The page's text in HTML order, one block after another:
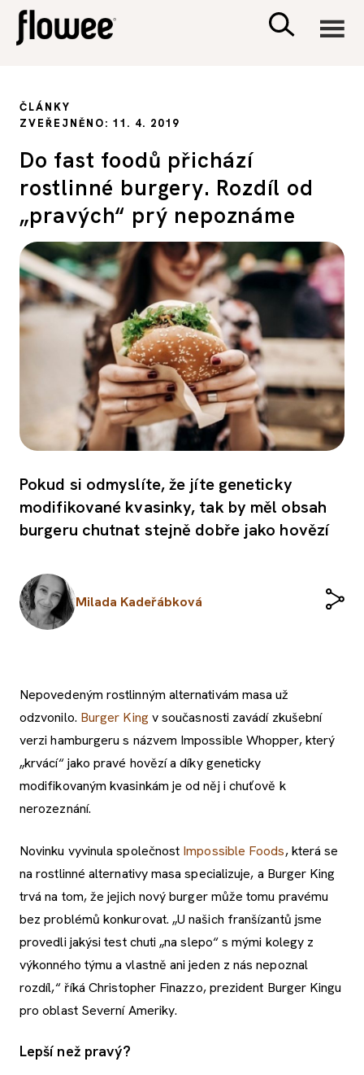
PSYCHOLOGIE
SEX A VZTAHY
PORADNA
ČLÁNKY
ZVEŘEJNĚNO: 11. 4. 2019
Do fast foodů přichází
rostlinné burgery. Rozdíl od
„pravých“ prý nepoznáme
Pokud si odmyslíte, že jíte geneticky
modifikované kvasinky, tak by měl obsah
burgeru chutnat stejně dobře jako hovězí
Milada Kadeřábková
Nepovedeným rostlinným alternativám masa už
odzvonilo. Burger Kingv současnosti zavádí zkušební
verzi hamburgeru s názvem Impossible Whopper, který
„krvácí“ jako pravé hovězí a díky geneticky
modifikovaným kvasinkám je od něj i chuťově k
nerozeznání.
Novinku vyvinula společnost Impossible Foods, která se
na rostlinné alternativy masa specializuje, a Burger King
trvá na tom, že jejich nový burger může tomu pravému
bez problémů konkurovat. „U našich franšízantů jsme
provedli jakýsi test chuti „na slepo“ s mými kolegy z
výkonného týmu a vlastně ani jeden z nás nepoznal
rozdíl,“ říká Christopher Finazzo, prezident Burger Kingu
pro oblast Severní Ameriky.
Lepší než pravý?